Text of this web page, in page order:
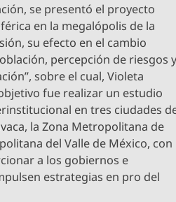
se presentó el proyecto
en la megalópolis de la
su efecto en el cambio
percepción de riesgos
sobre el cual, Violeta
fue realizar un estudio
en tres ciudades
la Zona Metropolitana de
del Valle de México, con
a los gobiernos e
estrategias en pro del